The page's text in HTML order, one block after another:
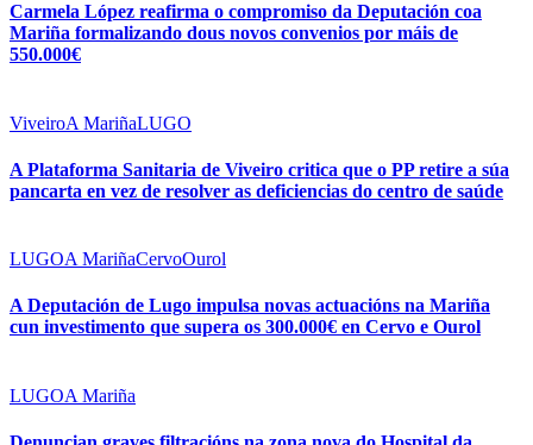
Carmela López reafirma o compromiso da Deputación coa
Mariña formalizando dous novos convenios por máis de
550.000€
ViveiroA MariñaLUGO
A Plataforma Sanitaria de Viveiro critica que o PP retire a súa
pancarta en vez de resolver as deficiencias do centro de saúde
LUGOA MariñaCervoOurol
A Deputación de Lugo impulsa novas actuacións na Mariña
cun investimento que supera os 300.000€ en Cervo e Ourol
LUGOA Mariña